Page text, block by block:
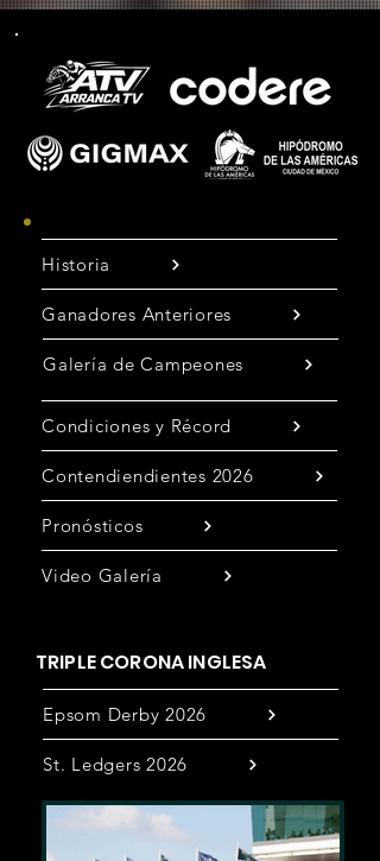
Historia
Ganadores Anteriores
Galería de Campeones
Condiciones y Récord
Contendiendientes 2026
Pronósticos
Video Galería
TRIPLE CORONA INGLESA
Epsom Derby 2026
St. Ledgers 2026